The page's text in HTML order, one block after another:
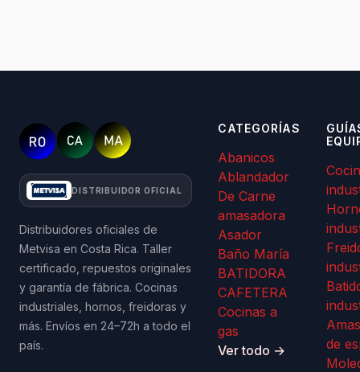
DISTRIBUIDOR OFICIAL
Distribuidores oficiales de
Metvisa en Costa Rica. Taller
certificado, repuestos originales
y garantía de fábrica. Cocinas
industriales, hornos, freidoras y
más. Envíos en 24–72h a todo el
país.
CATEGORÍAS
Abanicos
Ablandador
De Carne
amasadora
Asador
Baño María
BATIDORA
CAFETERA
Cocinas a
gas
Ver todo →
de